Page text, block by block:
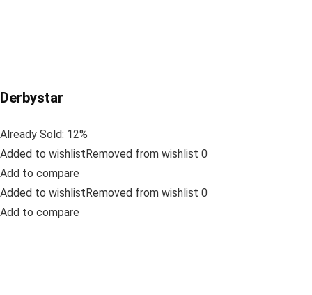
Derbystar
Already Sold: 12%
Added to wishlistRemoved from wishlist 0
Add to compare
Added to wishlistRemoved from wishlist 0
Add to compare